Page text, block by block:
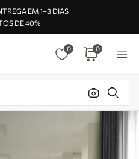
EM 1–3 DIAS
DE 40%
0 0